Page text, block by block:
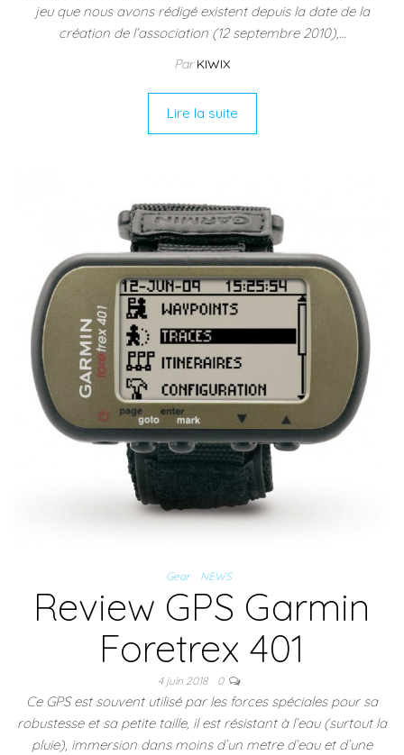
jeu que nous avons rédigé existent depuis la date de la
création de l’association (12 septembre 2010),…
ParKIWIX
Lire la suite
Gear NEWS
Review GPS Garmin
Foretrex 401
4 juin 2018 0
Ce GPS est souvent utilisé par les forces spéciales pour sa
robustesse et sa petite taille, il est résistant à l’eau (surtout la
pluie), immersion dans moins d’un metre d’eau et d’une